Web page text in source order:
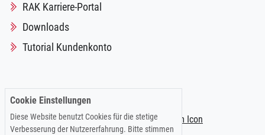
RAK Karriere-Portal
Downloads
Tutorial Kundenkonto
Cookie Einstellungen
Diese Website benutzt Cookies für die stetige
Verbesserung der Nutzererfahrung. Bitte stimmen